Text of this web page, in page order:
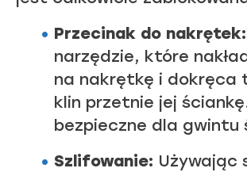
Przecinak do nakrętek:
narzędzie, które
na nakrętkę i dokręca
klin przetnie jej
bezpieczne dla gwintu
Szlifowanie: Używając